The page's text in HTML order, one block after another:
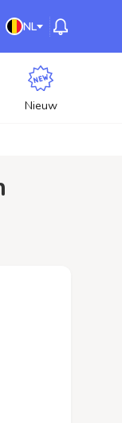
NL
Nieuw